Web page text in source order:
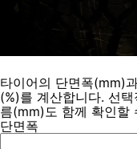
타이어의 단면폭(mm)
(%)를 계산합니다. 선
름(mm)도 함께 확인할
단면폭